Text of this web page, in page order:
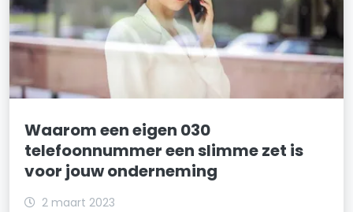
Waarom een eigen 030
telefoonnummer een slimme zet is
voor jouw onderneming
2 maart 2023